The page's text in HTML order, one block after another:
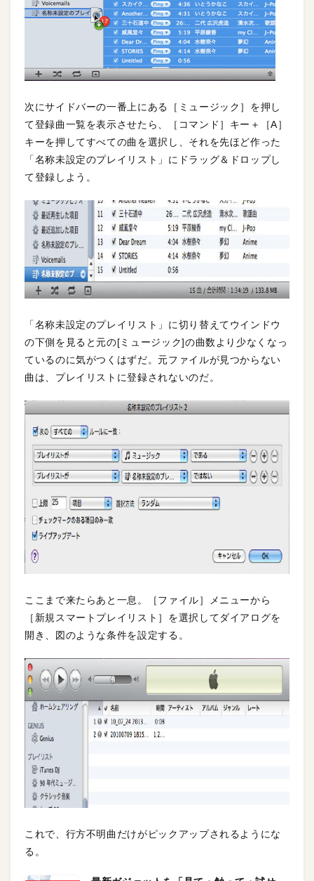
次にサイドバーの一番上にある［ミュージック］を押し
て登録曲一覧を表示させたら、［コマンド］キー＋［A］
キーを押してすべての曲を選択し、それを先ほど作った
「名称未設定のプレイリスト」にドラッグ＆ドロップし
て登録しよう。
「名称未設定のプレイリスト」に切り替えてウインドウ
の下側を見ると元の[ミュージック]の曲数より少なくなっ
ているのに気がつくはずだ。元ファイルが見つからない
曲は、プレイリストに登録されないのだ。
ここまで来たらあと一息。［ファイル］メニューから
［新規スマートプレイリスト］を選択してダイアログを
開き、図のような条件を設定する。
これで、行方不明曲だけがピックアップされるようにな
る。